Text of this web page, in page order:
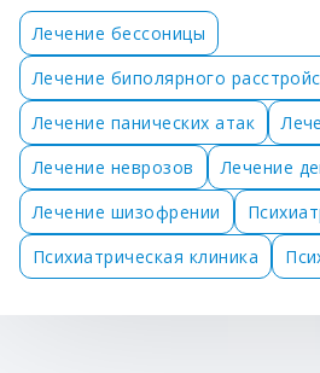
Лечение бессоницы
Лечение биполярного
Лечение панических атак
Лечение неврозов
Лечение
Лечение шизофрении
Психиатрическая клиника